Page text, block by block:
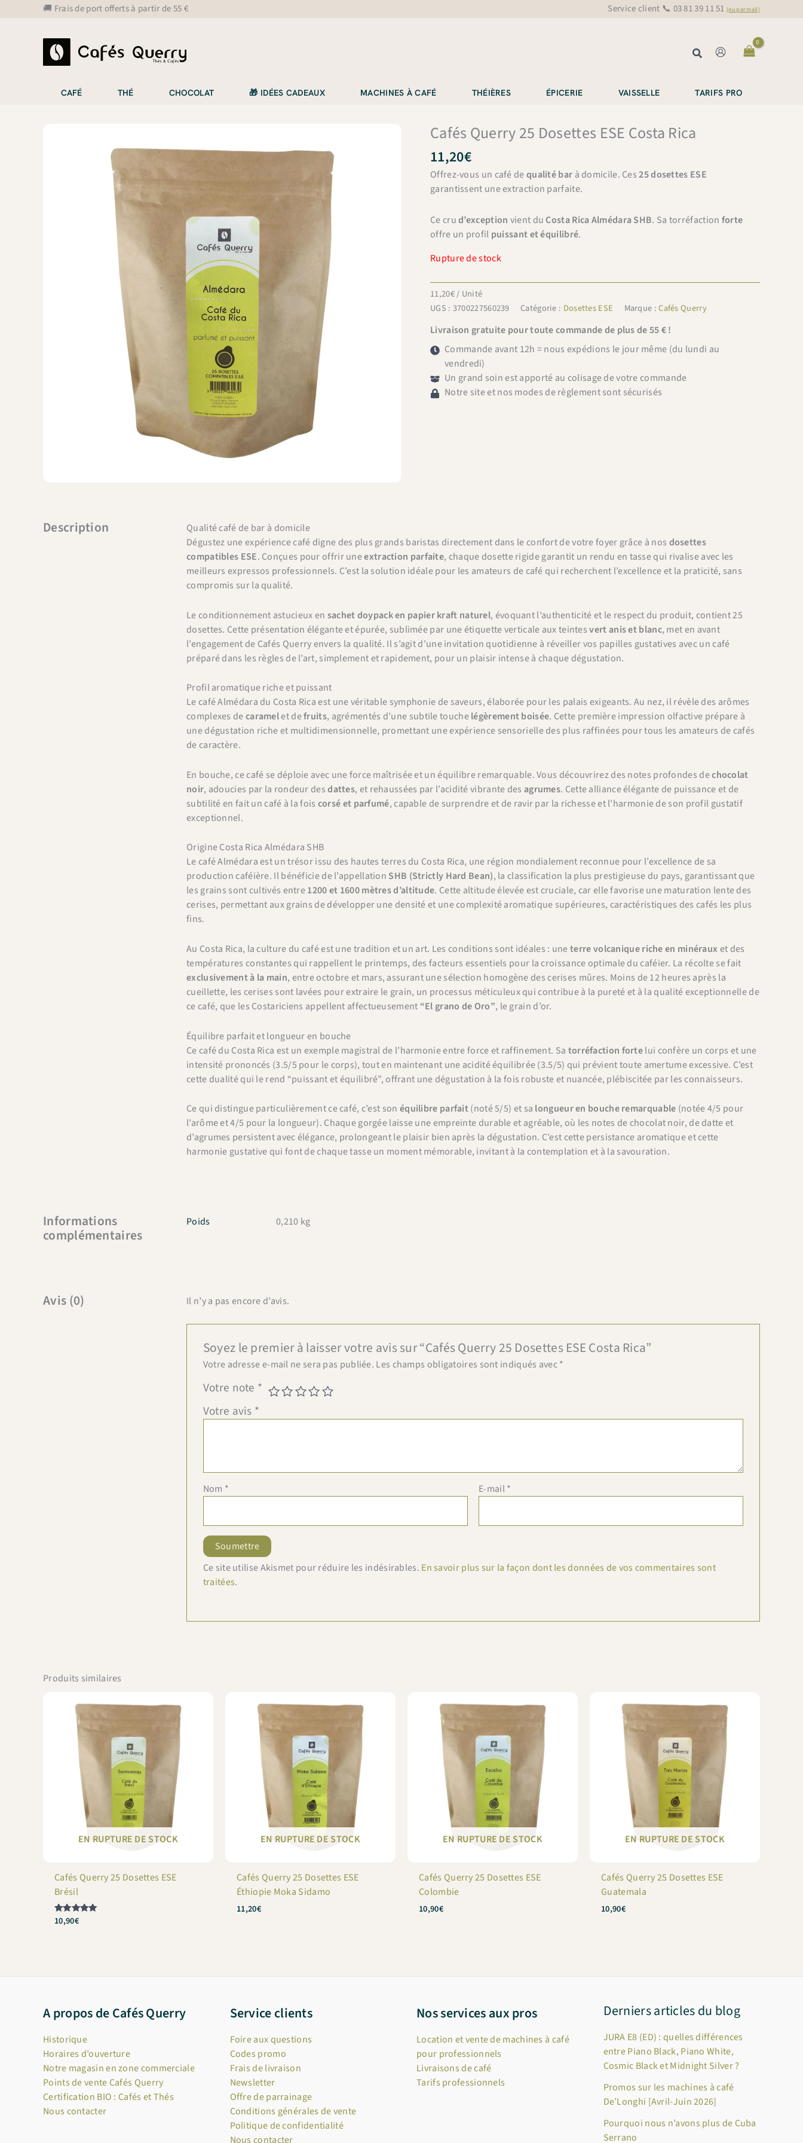
🚚 Frais de port offerts à partir de 55 € Service client 📞 03 81 39 11 51 (ou par mail)
Rechercher
CAFÉ THÉ CHOCOLAT 🎁 IDÉES CADEAUX MACHINES À CAFÉ THÉIÈRES ÉPICERIE VAISSELLE TARIFS PRO
Cafés Querry 25 Dosettes ESE Costa Rica
11,20€
Offrez-vous un café dequalité bar à domicile. Ces25 dosettes ESE
garantissent une extraction parfaite.
Ce crud’exception vient du Costa Rica Almédara SHB. Sa torréfaction forte
offre un profil puissant et équilibré.
Rupture de stock
11,20€/ Unité
UGS : 3700227560239 Catégorie : Dosettes ESE Marque :Cafés Querry
Livraison gratuite pour toute commande de plus de 55 € !
Commande avant 12h = nous expédions le jour même (du lundi au
vendredi)
Un grand soin est apporté au colisage de votre commande
Notre site et nos modes de règlement sont sécurisés
Description
Qualité café de bar à domicile
Dégustez une expérience café digne des plus grands baristas directement dans le confort de votre foyer grâce à nos dosettes
compatibles ESE. Conçues pour offrir uneextraction parfaite, chaque dosette rigide garantit un rendu en tasse qui rivalise avec les
meilleurs expressos professionnels. C’est la solution idéale pour les amateurs de café qui recherchent l’excellence et la praticité, sans
compromis sur la qualité.
Le conditionnement astucieux en sachet doypack en papier kraft naturel, évoquant l’authenticité et le respect du produit, contient 25
dosettes. Cette présentation élégante et épurée, sublimée par une étiquette verticale aux teintesvert anis et blanc, met en avant
l’engagement de Cafés Querry envers la qualité. Il s’agit d’une invitation quotidienne à réveiller vos papilles gustatives avec un café
préparé dans les règles de l’art, simplement et rapidement, pour un plaisir intense à chaque dégustation.
Profil aromatique riche et puissant
Le café Almédara du Costa Rica est une véritable symphonie de saveurs, élaborée pour les palais exigeants. Au nez, il révèle des arômes
complexes decaramelet defruits, agrémentés d’une subtile touchelégèrement boisée. Cette première impression olfactive prépare à
une dégustation riche et multidimensionnelle, promettant une expérience sensorielle des plus raffinées pour tous les amateurs de cafés
de caractère.
En bouche, ce café se déploie avec une force maîtrisée et un équilibre remarquable. Vous découvrirez des notes profondes dechocolat
noir, adoucies par la rondeur desdattes, et rehaussées par l’acidité vibrante des agrumes. Cette alliance élégante de puissance et de
subtilité en fait un café à la fois corsé et parfumé, capable de surprendre et de ravir par la richesse et l’harmonie de son profil gustatif
exceptionnel.
Origine Costa Rica Almédara SHB
Le café Almédara est un trésor issu des hautes terres du Costa Rica, une région mondialement reconnue pour l’excellence de sa
production caféière. Il bénéficie de l’appellation SHB (Strictly Hard Bean), la classification la plus prestigieuse du pays, garantissant que
les grains sont cultivés entre1200 et 1600 mètres d’altitude. Cette altitude élevée est cruciale, car elle favorise une maturation lente des
cerises, permettant aux grains de développer une densité et une complexité aromatique supérieures, caractéristiques des cafés les plus
fins.
Au Costa Rica, la culture du café est une tradition et un art. Les conditions sont idéales : uneterre volcanique riche en minéraux et des
températures constantes qui rappellent le printemps, des facteurs essentiels pour la croissance optimale du caféier. La récolte se fait
exclusivement à la main, entre octobre et mars, assurant une sélection homogène des cerises mûres. Moins de 12 heures après la
cueillette, les cerises sont lavées pour extraire le grain, un processus méticuleux qui contribue à la pureté et à la qualité exceptionnelle de
ce café, que les Costariciens appellent affectueusement “El grano de Oro”, le grain d’or.
Équilibre parfait et longueur en bouche
Ce café du Costa Rica est un exemple magistral de l’harmonie entre force et raffinement. Sa torréfaction fortelui confère un corps et une
intensité prononcés (3.5/5 pour le corps), tout en maintenant une acidité équilibrée (3.5/5) qui prévient toute amertume excessive. C’est
cette dualité qui le rend “puissant et équilibré”, offrant une dégustation à la fois robuste et nuancée, plébiscitée par les connaisseurs.
Ce qui distingue particulièrement ce café, c’est son équilibre parfait(noté 5/5) et sa longueur en bouche remarquable (notée 4/5 pour
l’arôme et 4/5 pour la longueur). Chaque gorgée laisse une empreinte durable et agréable, où les notes de chocolat noir, de datte et
d’agrumes persistent avec élégance, prolongeant le plaisir bien après la dégustation. C’est cette persistance aromatique et cette
harmonie gustative qui font de chaque tasse un moment mémorable, invitant à la contemplation et à la savouration.
Informations
complémentaires
Poids 0,210 kg
Avis (0) Il n’y a pas encore d’avis.
Soyez le premier à laisser votre avis sur “Cafés Querry 25 Dosettes ESE Costa Rica”
Votre adresse e-mail ne sera pas publiée. Les champs obligatoires sont indiqués avec*
Votre note *
Votre avis *
Nom * E-mail*
Ce site utilise Akismet pour réduire les indésirables. En savoir plus sur la façon dont les données de vos commentaires sont
traitées.
Produits similaires
EN RUPTURE DE STOCK
Cafés Querry 25 Dosettes ESE
Brésil
Note
10,90€
EN RUPTURE DE STOCK
Cafés Querry 25 Dosettes ESE
Éthiopie Moka Sidamo
11,20€
EN RUPTURE DE STOCK
Cafés Querry 25 Dosettes ESE
Colombie
10,90€
EN RUPTURE DE STOCK
Cafés Querry 25 Dosettes ESE
Guatemala
10,90€
A propos de Cafés Querry
Historique
Horaires d’ouverture
Notre magasin en zone commerciale
Points de vente Cafés Querry
Certification BIO : Cafés et Thés
Nous contacter
Service clients
Foire aux questions
Codes promo
Frais de livraison
Newsletter
Offre de parrainage
Conditions générales de vente
Politique de confidentialité
Nous contacter
Nos services aux pros
Location et vente de machines à café
pour professionnels
Livraisons de café
Tarifs professionnels
Derniers articles du blog
JURA E8 (ED) : quelles différences
entre Piano Black, Piano White,
Cosmic Black et Midnight Silver ?
Promos sur les machines à café
De’Longhi [Avril-Juin 2026]
Pourquoi nous n’avons plus de Cuba
Serrano
×
Bienvenue chez Cafés Querry !
Profitez de -10% sur votre première commande (hors
abonnements, machines à café, bouilloires, machines à thé
et chèques cadeau et offres promotionnelles en cours).